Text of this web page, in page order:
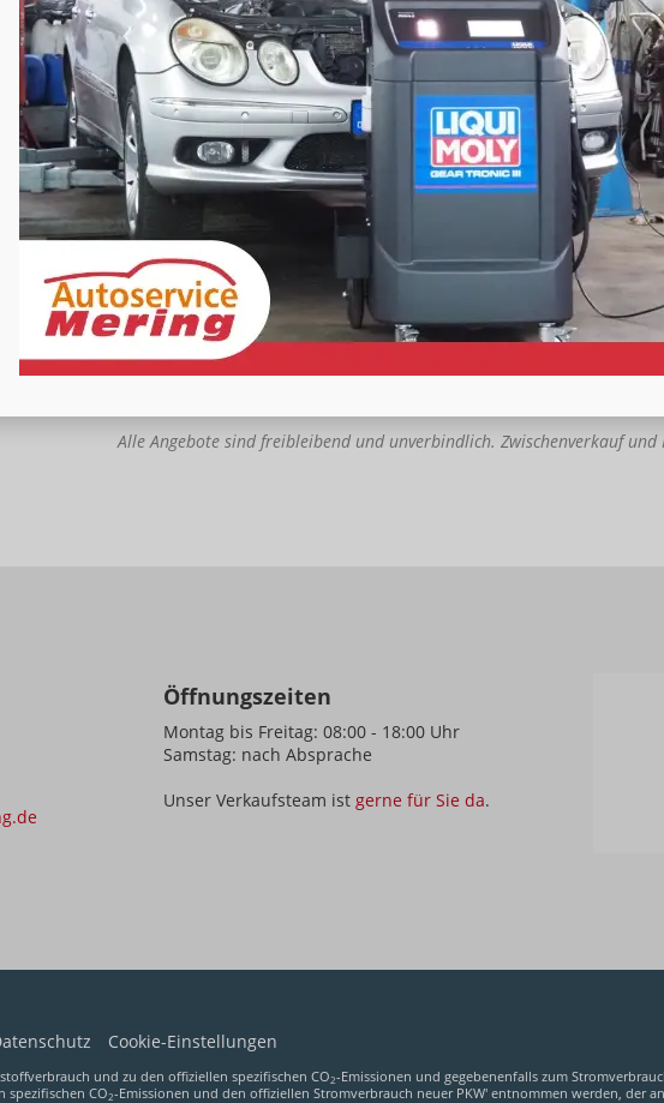
Plötzliche Gangwechsel oder Schwierigkeiten beim Einlegen
Ein verbrannter oder unangenehmer Geruch des Getriebeöls
Werden diese Warnsignale ignoriert, kann es zu
kommen.
Wann muss das Getriebeöl gewechselt werden?
Die Wechselintervalle für Getriebeöl sind je nach Fahrzeugmodell
Automatikgetriebe haben keine offiziellen Wechselvorgaben, doch
alle 60.000 bis 100.000 Kilometer zu wechseln.
Besonders bei häufigem Stadtverkehr, Anhängerbetrieb oder
schneller. Eine regelmäßige Kontrolle des Getriebeöls –
unangenehmen Geruch – hilft, teure Schäden zu vermeiden. Wer
Automatikgetriebe haben möchte, sollte sich frühzeitig um den
Alle Angebote sind freibleibend und unverbindlich. Zwischenverkauf
Öffnungszeiten
Montag bis Freitag: 08:00 - 18:00 Uhr
Samstag: nach Absprache
Unser Verkaufsteam ist gerne für Sie da.
Cookie-Einstellungen
und zu den offiziellen spezifischen CO2-Emissionen und gegebenenfalls zum
spezifischen CO2-Emissionen und den offiziellen Stromverbrauch neuer PKW' entnommen werden, der